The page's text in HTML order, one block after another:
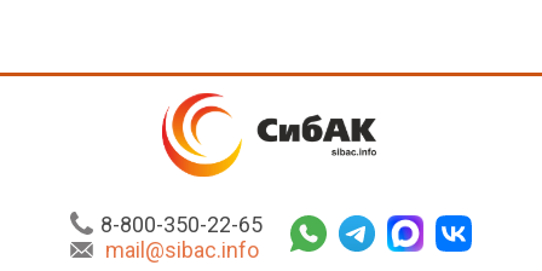
8-800-350-22-65
mail@sibac.info